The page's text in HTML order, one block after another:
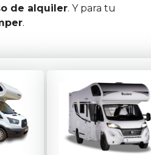
de alquiler. Y para tu
.